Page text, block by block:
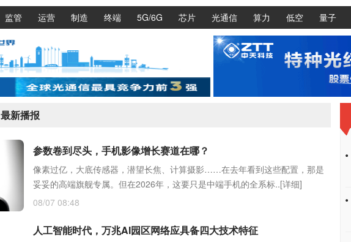
监管 运营 制造 终端 5G/6G 芯片 光通信 算力 低空 量子
最新播报
参数卷到尽头，手机影像增长赛道在哪？
像素过亿，大底传感器，潜望长焦、计算摄影……在去年看到这些配置，那是
妥妥的高端旗舰专属。但在2026年，这要只是中端手机的全系标..[详细]
08/07 08:48
人工智能时代，万兆AI园区网络应具备四大技术特征